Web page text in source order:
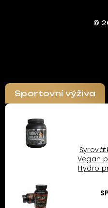
©
Sportovní výživa
Vegan
Hydro